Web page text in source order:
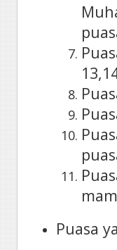
Puasa